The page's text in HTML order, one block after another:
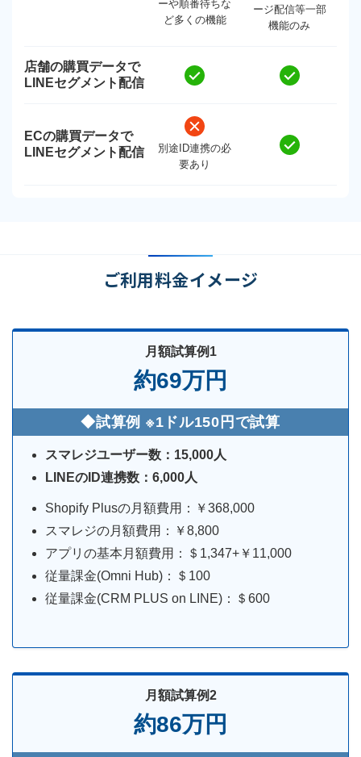
ーや順番待ちな
ど多くの機能
ージ配信等一部
機能のみ
店舗の購買データで
LINEセグメント配信
ECの購買データで
LINEセグメント配信
別途ID連携の必
要あり
ご利用料金イメージ
月額試算例1
約69万円
◆試算例 ※1ドル150円で試算
スマレジユーザー数：15,000人
LINEのID連携数：6,000人
Shopify Plusの月額費用：￥368,000
スマレジの月額費用：￥8,800
アプリの基本月額費用：＄1,347+￥11,000
従量課金(Omni Hub)：＄100
従量課金(CRM PLUS on LINE)：＄600
月額試算例2
約86万円